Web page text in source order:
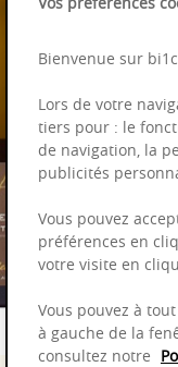
Bienvenue sur
Lors de votre
tiers pour : le
de navigation, la
publicités
Vous pouvez
préférences en
votre visite en
Vous pouvez à
à gauche de la
consultez notre